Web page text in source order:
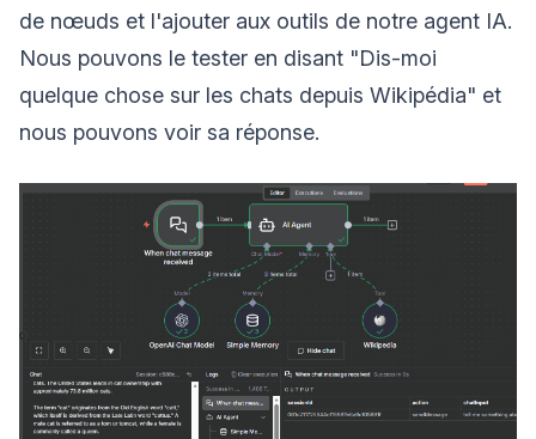
de nœuds et l'ajouter aux outils de notre agent IA.
Nous pouvons le tester en disant "Dis-moi
quelque chose sur les chats depuis Wikipédia" et
nous pouvons voir sa réponse.